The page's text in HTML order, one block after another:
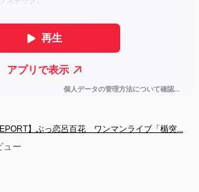
】ぶっ恋呂百花　ワンマンライブ「楯突...
ュー